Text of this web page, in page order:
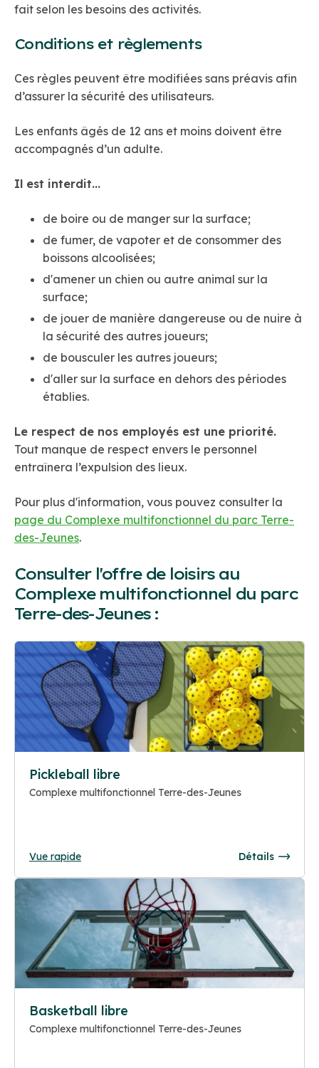
fait selon les besoins des activités.
Conditions et règlements
Ces règles peuvent être modifiées sans préavis afin
d’assurer la sécurité des utilisateurs.
Les enfants âgés de 12 ans et moins doivent être
accompagnés d’un adulte.
Il est interdit...
de boire ou de manger sur la surface;
de fumer, de vapoter et de consommer des
boissons alcoolisées;
d'amener un chien ou autre animal sur la
surface;
de jouer de manière dangereuse ou de nuire à
la sécurité des autres joueurs;
de bousculer les autres joueurs;
d'aller sur la surface en dehors des périodes
établies.
Le respect de nos employés est une priorité.
Tout manque de respect envers le personnel
entraînera l’expulsion des lieux.
Pour plus d'information, vous pouvez consulter la
page du Complexe multifonctionnel du parc Terre-
des-Jeunes.
Consulter l'offre de loisirs au
Complexe multifonctionnel du parc
Terre-des-Jeunes :
Pickleball libre
Complexe multifonctionnel Terre-des-Jeunes
Vue rapide Détails
Basketball libre
Complexe multifonctionnel Terre-des-Jeunes